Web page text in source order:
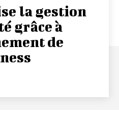
la gestion
grâce à
de